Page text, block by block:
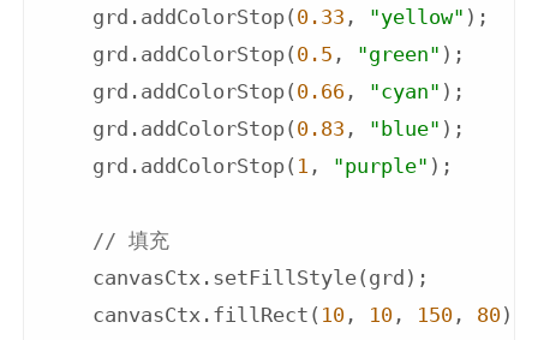
    grd.addColorStop(
0.33 , "yellow" );
    grd.addColorStop(
0.5 , "green" );
    grd.addColorStop(
0.66 , "cyan" );
    grd.addColorStop(
0.83 , "blue" );
    grd.addColorStop(
1 , "purple" );
// 填充
    canvasCtx.setFillStyle(grd);
    canvasCtx.fillRect(
10 , 10 , 150 , 80);